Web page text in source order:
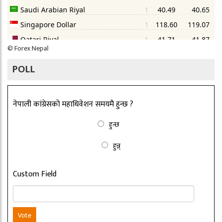
©Forex Nepal
POLL
नेपाली कांग्रेसको महाधिवेशन समयमै हुन्छ ?
हुन्छ
हुन्न्
Custom Field
Vote